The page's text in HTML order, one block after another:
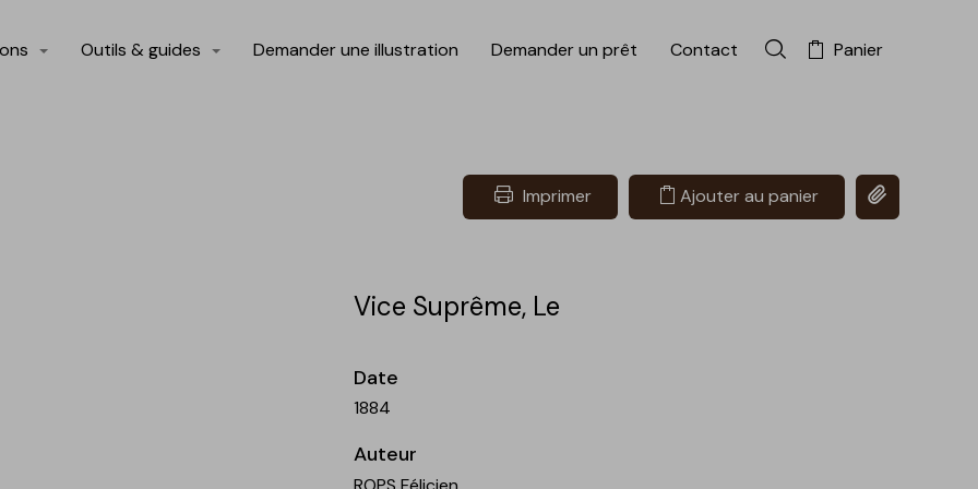
Outils & guides Demander une illustration Demander un prêt Contact Rechercher dans la
Panier
Imprimer Ajouter au panier Copier le lien
Vice Suprême, Le
Date
1884
Auteur